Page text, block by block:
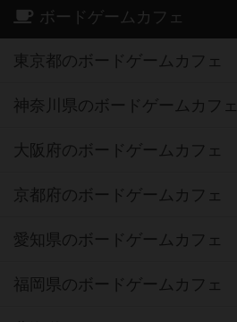
ボードゲームカフェ
東京都のボードゲームカフェ
神奈川県のボードゲームカフェ
大阪府のボードゲームカフェ
京都府のボードゲームカフェ
愛知県のボードゲームカフェ
福岡県のボードゲームカフェ